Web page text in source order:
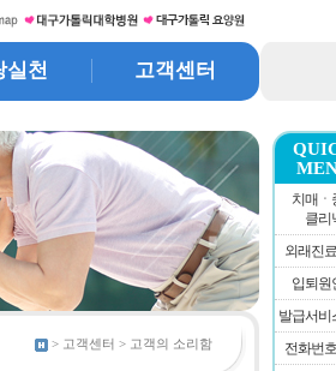
실천 고객센터
> 고객센터 > 고객의 소리함
치매ㆍ
클리
외래진
입퇴원
발급서비
전화번